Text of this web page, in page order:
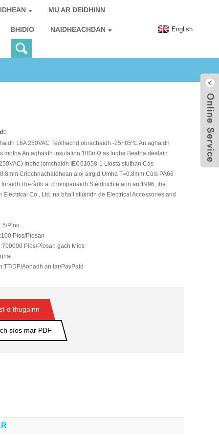
MU AR DEIDHINN
BHIDIO NAIDHEACHDAN English
16A 250VAC Teòthachd obrachaidh -25~85ºC An aghaidh
motha An aghaidh insulation 100mΩ as lugha Beatha dealain
Inbhe iomchaidh IEC61058-1 Liosta stuthan Cas
Crìochnachaidhean aloi airgid Umha T=0.8mm Cùis PA66
Ro-ràdh a’ chompanaidh Stèidhichte ann an 1996, tha
Electrical Co., Ltd. na bhall stiùiridh de Electrical Accessories and
Pìos
100 Pìos/Pìosan
700000 Pìos/Pìosan gach Mìos
TT/DP/Aonadh an Iar/PayPaid
d thugainn
sìos mar PDF